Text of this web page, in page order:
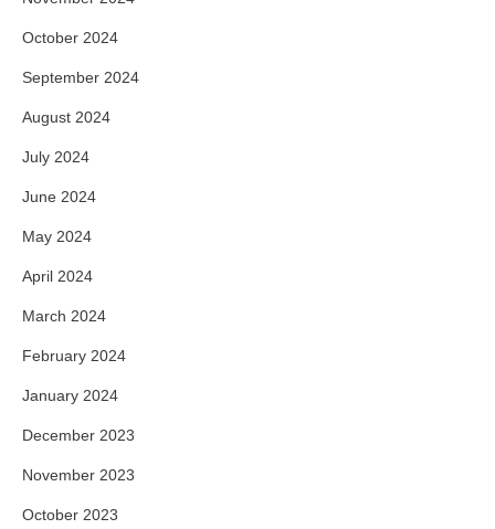
October 2024
September 2024
August 2024
July 2024
June 2024
May 2024
April 2024
March 2024
February 2024
January 2024
December 2023
November 2023
October 2023